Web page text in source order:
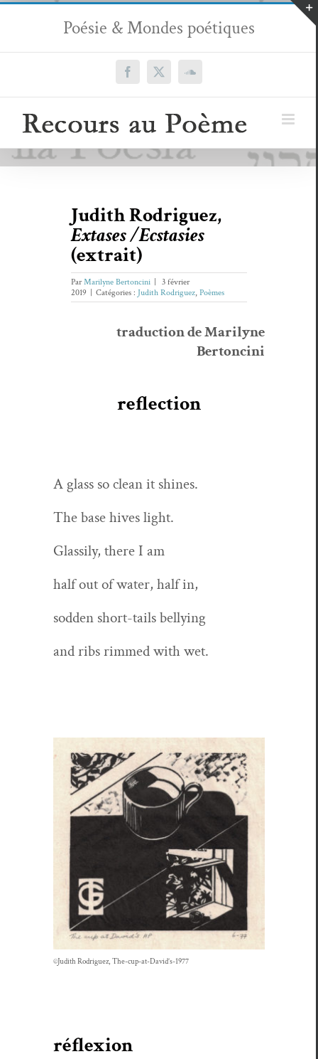
Passer
contenu
Poésie & Mondes poétiques
Facebook
X SoundCloud
Judith Rodriguez,
Extases /Ecstasies
(extrait)
ParMarilyne Bertoncini
3 février
2019
Catégories : Judith Rodriguez, Poèmes
tra­duc­tion de Mar­i­lyne
Bertoncini
reflection
A glass so clean it shines.
The base hives light.
Glass­i­ly, there I am
half out of water, half in,
sod­den short-tails bellying
and ribs rimmed with wet.
©Judith Rodriguez, The-cup-at-David’s-1977
réflexion